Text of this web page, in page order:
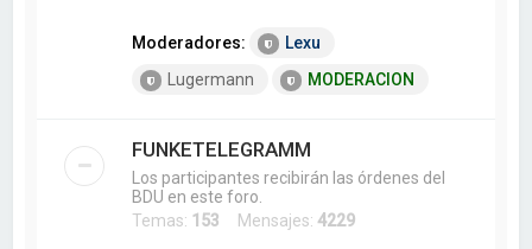
Moderadores:
Lexu
Lugermann
MODERACION
FUNKETELEGRAMM
Los participantes recibirán las órdenes del
BDU en este foro.
Temas: 153 Mensajes:4229